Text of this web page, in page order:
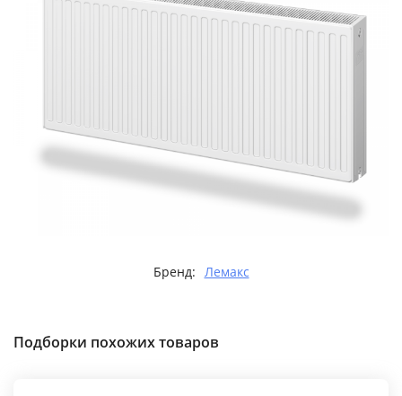
Бренд: Лемакс
Подборки похожих товаров